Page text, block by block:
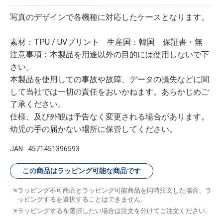
写真のデザインで各機種に対応したケースとなります。
素材：TPU / UVプリント 生産国：韓国 保証書・無
注意事項：本製品を用途以外の目的には使用しないで下
さい。
本製品を使用しての事故や故障、データの損失などに関
して当社では一切の責任をおいかねます。あらかじめご
了承ください。
仕様、及び外観は予告なく変更される場合があります。
幼児の手の届かない場所に保管してください。
JAN 4571451396593
この商品はラッピング可能な商品です
ラッピング不可商品とラッピング可能商品を同時注文した場合、ラ
ッピングするを選択することはできません。
ラッピングするを選択したい場合は注文を分けてご注文ください。